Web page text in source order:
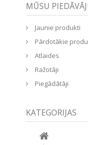
MŪSU
Jaunie produkti
Pārdotākie
Atlaides
Ražotāji
Piegādātāji
KATEGORIJAS